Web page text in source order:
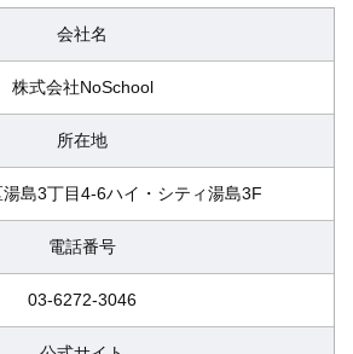
会社名
株式会社NoSchool
所在地
島3丁目4-6ハイ・シティ湯島3F
電話番号
03-6272-3046